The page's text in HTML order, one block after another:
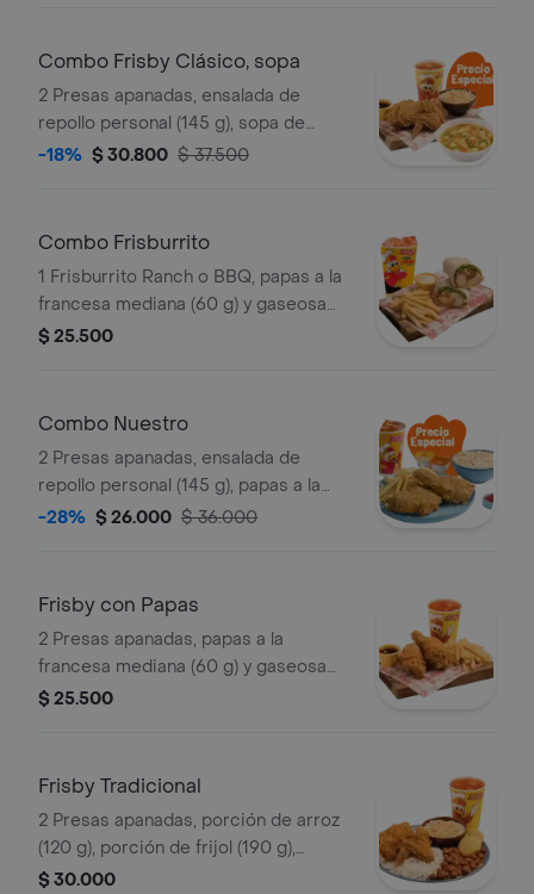
Combo Frisby Clásico, sopa
2 Presas apanadas, ensalada de
repollo personal (145 g), sopa de
verduras, ajiaquillo o consomé (350 g)
-18% $ 30.800 $ 37.500
Combo Frisburrito
1 Frisburrito Ranch o BBQ, papas a la
francesa mediana (60 g) y gaseosa
(325 ml)
$ 25.500
Combo Nuestro
2 Presas apanadas, ensalada de
repollo personal (145 g), papas a la
francesa mediana (60 g) y gaseosa
-28% $ 26.000 $ 36.000
Frisby con Papas
2 Presas apanadas, papas a la
francesa mediana (60 g) y gaseosa
(325 ml)
$ 25.500
Frisby Tradicional
2 Presas apanadas, porción de arroz
(120 g), porción de frijol (190 g),
ensalada de repollo personal (145 g), 2
$ 30.000